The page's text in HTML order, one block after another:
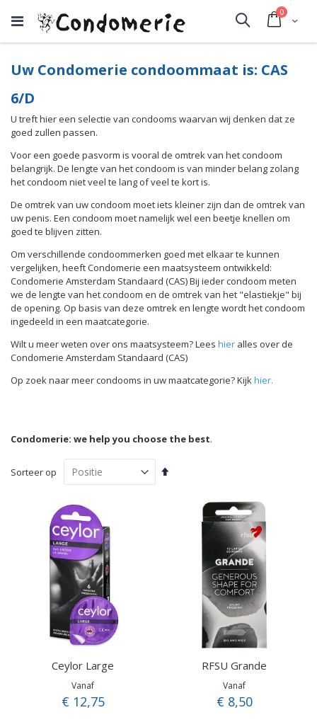
Cart
0
Search
Uw Condomerie condoommaat is: CAS
6/D
U treft hier een selectie van condooms waarvan wij denken dat ze
goed zullen passen.
Voor een goede pasvorm is vooral de omtrek van het condoom
belangrijk. De lengte van het condoom is van minder belang zolang
het condoom niet veel te lang of veel te kort is.
De omtrek van uw condoom moet iets kleiner zijn dan de omtrek van
uw penis. Een condoom moet namelijk wel een beetje knellen om
goed te blijven zitten.
Om verschillende condoommerken goed met elkaar te kunnen
vergelijken, heeft Condomerie een maatsysteem ontwikkeld:
Condomerie Amsterdam Standaard (CAS) Bij ieder condoom meten
we de lengte van het condoom en de omtrek van het "elastiekje" bij
de opening. Op basis van deze omtrek en lengte wordt het condoom
ingedeeld in een maatcategorie.
Wilt u meer weten over ons maatsysteem? Lees hier alles over de
Condomerie Amsterdam Standaard (CAS)
Op zoek naar meer condooms in uw maatcategorie? Kijkhier.
Condomerie: we help you choose the best.
Sorteer op
Van
sorteren
Ceylor Large
Vanaf
€ 12,75
RFSU Grande
Vanaf
€ 8,50